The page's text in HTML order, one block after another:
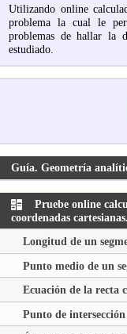
Utilizando online
problema la cual le
problemas de hallar la
estudiado.
Guía. Geometría
Pruebe online
coordenadas cartesianas.
Longitud de un
Punto medio de un
Ecuación de la recta
Punto de intersección